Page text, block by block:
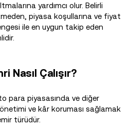
yardımcı olur. Belirli
piyasa koşullarına ve fiyat
ile en uygun takip eden
Nasıl Çalışır?
para piyasasında ve diğer
ve kâr koruması sağlamak
türüdür.